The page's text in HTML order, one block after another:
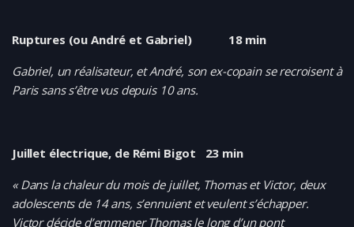
Ruptures (ou André et Gabriel) 18 min
Gabriel, un réalisateur, et André, son ex-copain se recroisent à
Paris sans s’être vus depuis 10 ans.
Juillet électrique, de Rémi Bigot 23 min
« Dans la chaleur du mois de juillet, Thomas et Victor, deux
adolescents de 14 ans, s’ennuient et veulent s’échapper.
Victor décide d’emmener Thomas le long d’un pont